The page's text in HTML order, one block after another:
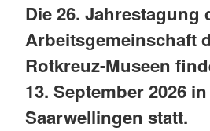
Die 26. Jahrestagung
Arbeitsgemeinschaft
Rotkreuz-Museen
13. September 2026 in
Saarwellingen statt.